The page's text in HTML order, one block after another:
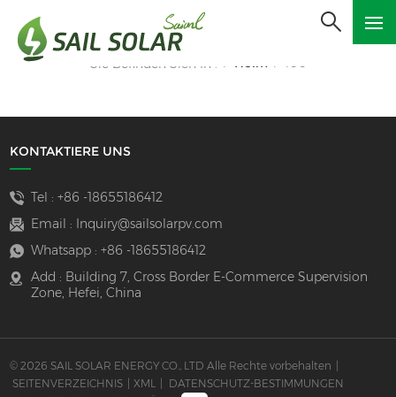
Sie Befinden Sich In : Heim 100
KONTAKTIERE UNS
Tel : +86 -18655186412
Email :
Inquiry@sailsolarpv.com
Whatsapp : +86 -18655186412
Add : Building 7, Cross Border E-Commerce Supervision
Zone, Hefei, China
© 2026 SAIL SOLAR ENERGY CO., LTD Alle Rechte vorbehalten |
SEITENVERZEICHNIS | XML | DATENSCHUTZ-BESTIMMUNGEN